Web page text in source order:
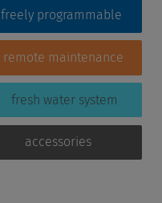
freely programmable
remote maintenance
fresh water system
accessories